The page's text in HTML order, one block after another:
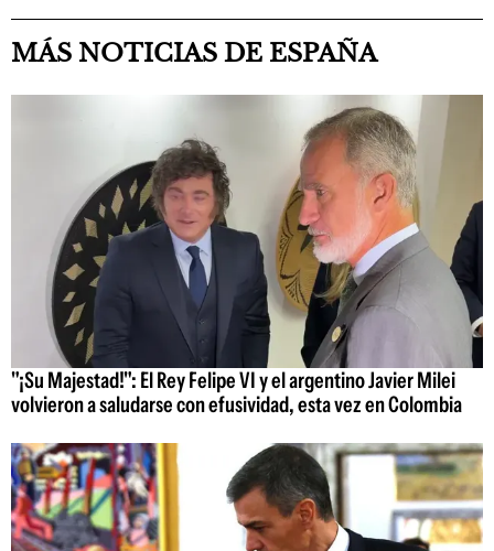
MÁS NOTICIAS DE ESPAÑA
"¡Su Majestad!": El Rey Felipe VI y el argentino Javier Milei
volvieron a saludarse con efusividad, esta vez en Colombia